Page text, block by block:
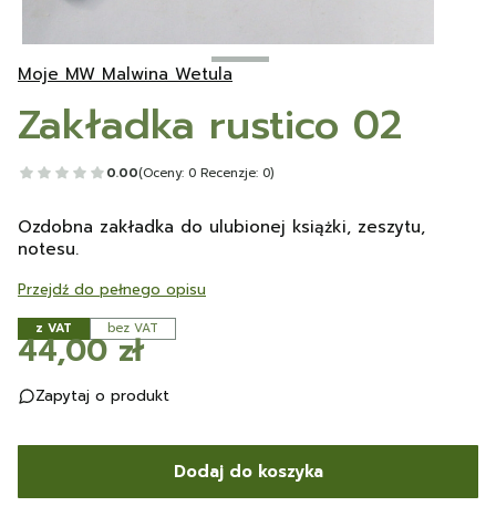
Moje MW Malwina Wetula
Zakładka rustico 02
0.00(Oceny: 0 Recenzje: 0)
Ozdobna zakładka do ulubionej książki, zeszytu,
notesu.
Przejdź do pełnego opisu
z VAT bez VAT
Cena
44,00 zł
Zapytaj o produkt
Dodaj do koszyka